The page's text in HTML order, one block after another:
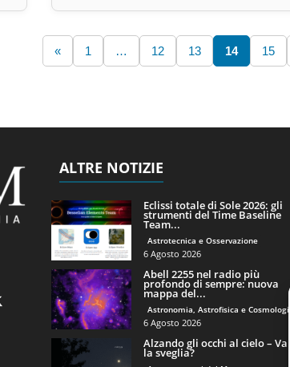
« 1 … 12 13 14 15
ALTRE NOTIZIE
Eclissi totale di Sole 2026: gli
strumenti del Time Baseline
Team...
Astrotecnica e Osservazione
6 Agosto 2026
Abell 2255 nel radio più
profondo di sempre: nuova
mappa del...
Astronomia, Astrofisica e Cosmologia
6 Agosto 2026
Alzando gli occhi al cielo – Vale
la sveglia?